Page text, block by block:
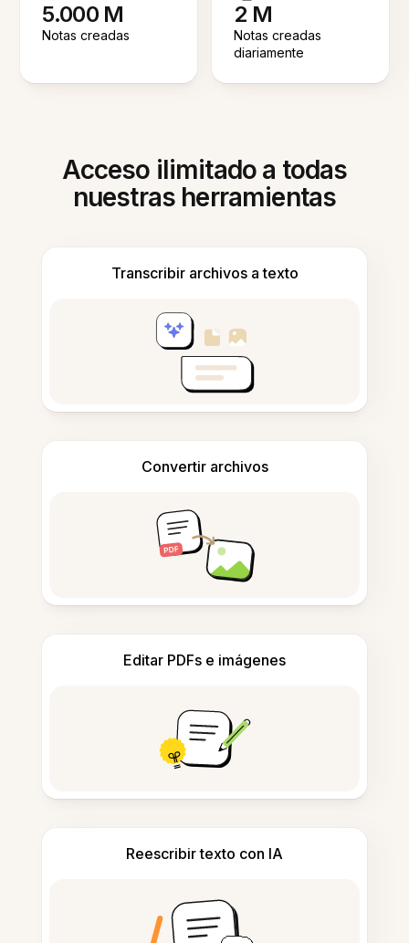
5.000 M
Notas creadas
2 M
Notas creadas
diariamente
Acceso ilimitado a todas
nuestras herramientas
Transcribir archivos a texto
Convertir archivos
Editar PDFs e imágenes
Reescribir texto con IA